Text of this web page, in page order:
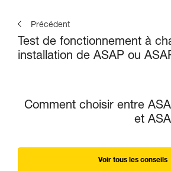
Précédent
Test de fonctionnement à
installation de ASAP ou
Comment choisir entre
et
Voir tous les conseils